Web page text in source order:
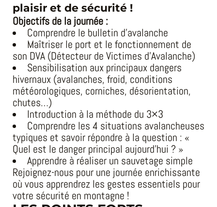
plaisir et de sécurité !
Objectifs de la journée :
Comprendre le bulletin d’avalanche
Maîtriser le port et le fonctionnement de
son DVA (Détecteur de Victimes d’Avalanche)
Sensibilisation aux principaux dangers
hivernaux (avalanches, froid, conditions
météorologiques, corniches, désorientation,
chutes…)
Introduction à la méthode du 3×3
Comprendre les 4 situations avalancheuses
typiques et savoir répondre à la question : «
Quel est le danger principal aujourd’hui ? »
Apprendre à réaliser un sauvetage simple
Rejoignez-nous pour une journée enrichissante
où vous apprendrez les gestes essentiels pour
votre sécurité en montagne !